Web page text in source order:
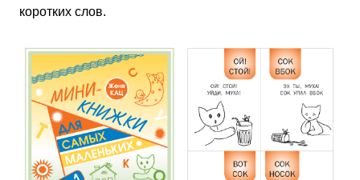
коротких слов.